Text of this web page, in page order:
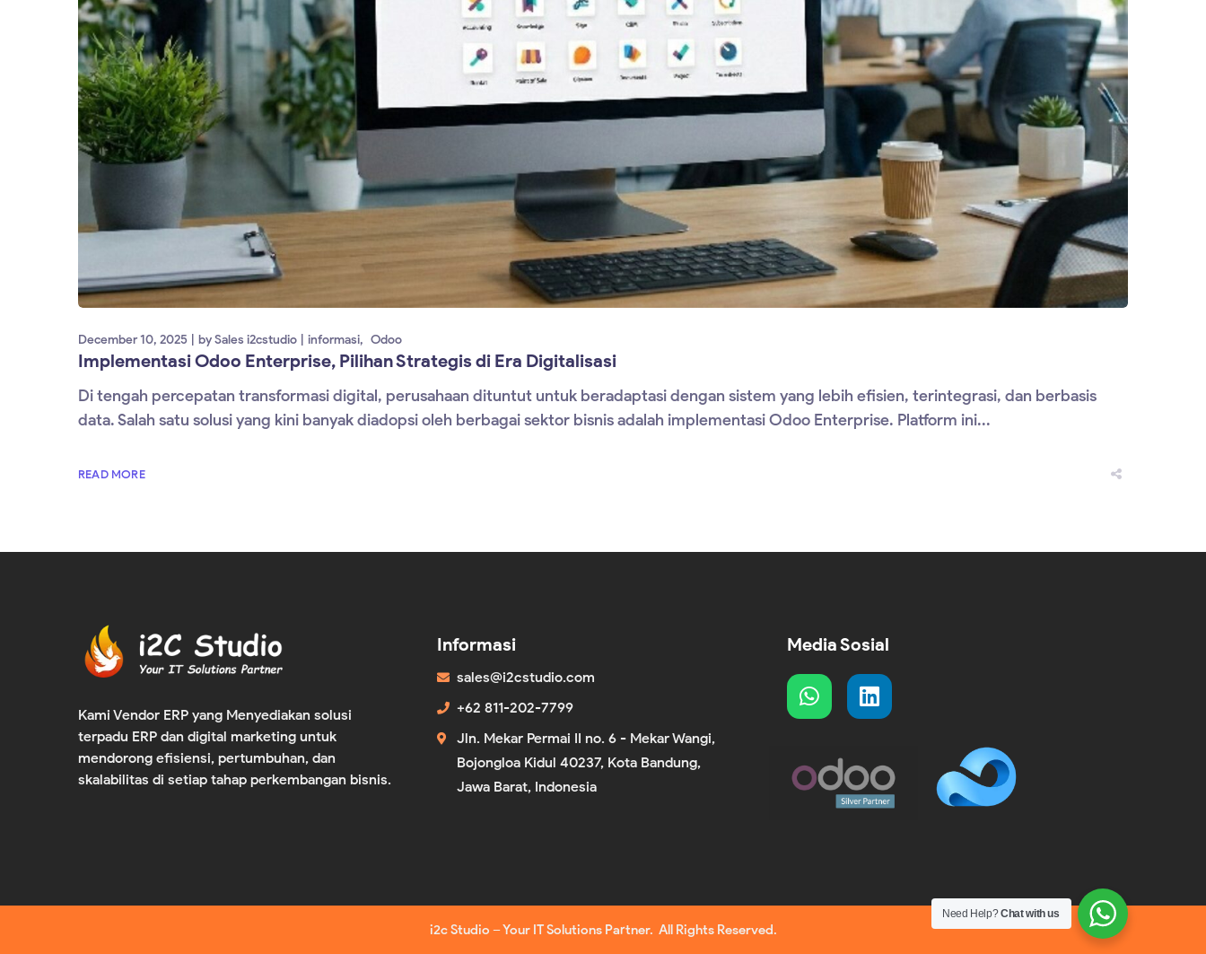
December 10, 2025 bySales i2cstudio informasi Odoo
Implementasi Odoo Enterprise, Pilihan Strategis di Era Digitalisasi
Di tengah percepatan transformasi digital, perusahaan dituntut untuk beradaptasi dengan sistem yang lebih efisien, terintegrasi, dan berbasis
data. Salah satu solusi yang kini banyak diadopsi oleh berbagai sektor bisnis adalah implementasi Odoo Enterprise. Platform ini...
READ MORE
Kami Vendor ERP yang Menyediakan solusi
terpadu ERP dan digital marketing untuk
mendorong efisiensi, pertumbuhan, dan
skalabilitas di setiap tahap perkembangan bisnis.
Informasi
sales@i2cstudio.com
+62 811-202-7799
Jln. Mekar Permai II no. 6 - Mekar Wangi,
Bojongloa Kidul 40237, Kota Bandung,
Jawa Barat, Indonesia
Media Sosial
i2c Studio – Your IT Solutions Partner. All Rights Reserved.
Need Help?Chat with us